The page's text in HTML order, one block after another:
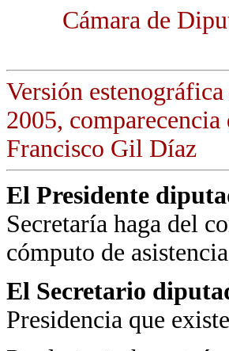
Cámara de
Versión
2005,
Francisco Gil Díaz
El Presidente
Secretaría haga del
cómputo de
El Secretario
Presidencia que